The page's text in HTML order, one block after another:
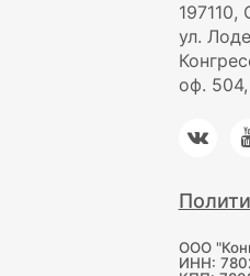
197110,
ул.
оф.
ООО
ИНН: